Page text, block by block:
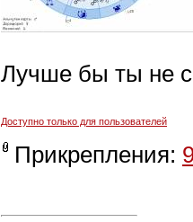
Лучше бы ты не
Доступно только для пользователей
Прикрепления: